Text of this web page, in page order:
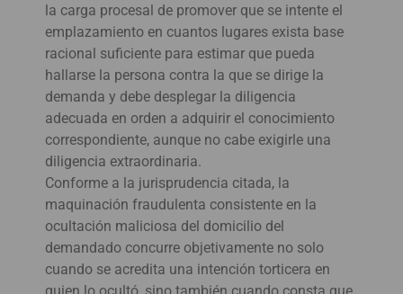
la carga procesal de promover que se intente el
emplazamiento en cuantos lugares exista base
racional suficiente para estimar que pueda
hallarse la persona contra la que se dirige la
demanda y debe desplegar la diligencia
adecuada en orden a adquirir el conocimiento
correspondiente, aunque no cabe exigirle una
diligencia extraordinaria.
Conforme a la jurisprudencia citada, la
maquinación fraudulenta consistente en la
ocultación maliciosa del domicilio del
demandado concurre objetivamente no solo
cuando se acredita una intención torticera en
quien lo ocultó, sino también cuando consta que